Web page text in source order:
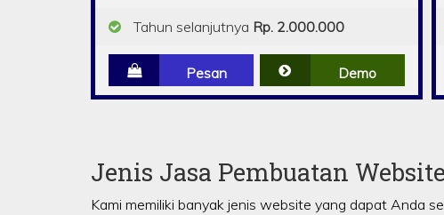
Tahun selanjutnya Rp. 2.000.000
Pesan Demo
Jenis Jasa Pembuatan
Kami memiliki banyak jenis website yang dapat Anda